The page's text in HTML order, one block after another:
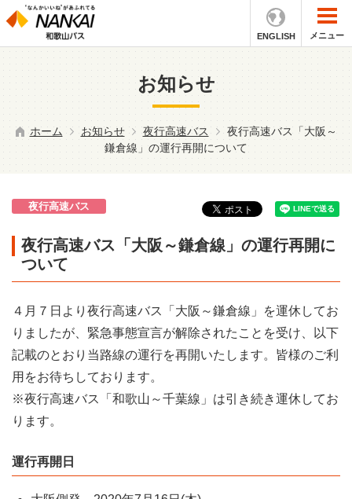
ENGLISH メニュー
お知らせ
ホーム お知らせ 夜行高速バス
夜行高速バス「大阪～
鎌倉線」の運行再開について
夜行高速バス
夜行高速バス「大阪～鎌倉線」の運行再開に
ついて
４月７日より夜行高速バス「大阪～鎌倉線」を運休してお
りましたが、緊急事態宣言が解除されたことを受け、以下
記載のとおり当路線の運行を再開いたします。皆様のご利
用をお待ちしております。
※夜行高速バス「和歌山～千葉線」は引き続き運休してお
ります。
運行再開日